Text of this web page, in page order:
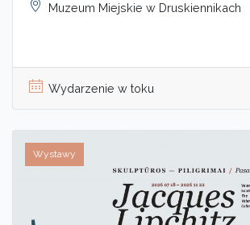
Muzeum Miejskie w Druskiennikach
Wydarzenie w toku
Wystawy